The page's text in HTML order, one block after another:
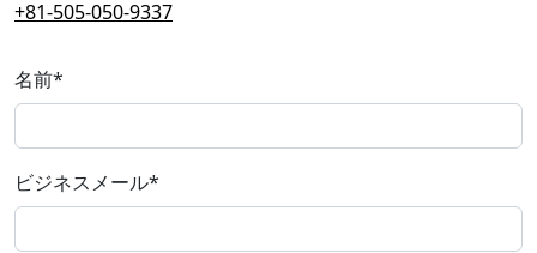
+81-505-050-9337
名前*
ビジネスメール*